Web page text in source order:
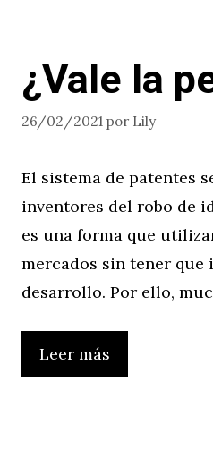
¿Vale la
26/02/2021 por Lily
El sistema de patentes
inventores del robo de
es una forma que
mercados sin tener
desarrollo. Por ello,
Leer más